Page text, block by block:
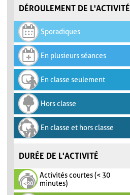
DÉROULEMENT DE L'ACTIVITÉ
Sporadiques
En plusieurs séances
En classe seulement
Hors classe
En classe et hors classe
DURÉE DE L'ACTIVITÉ
Activités courtes (< 30
minutes)